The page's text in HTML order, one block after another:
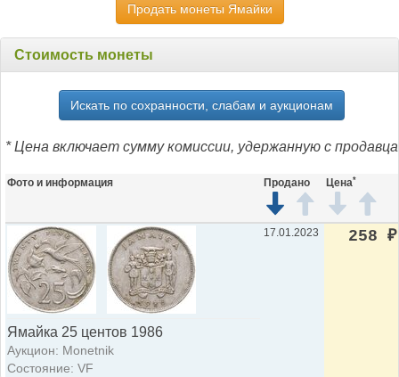
Продать монеты Ямайки
Стоимость монеты
Искать по сохранности, слабам и аукционам
* Цена включает сумму комиссии, удержанную с продавца
Фото и информация Продано Цена*
Ямайка 25 центов 1986
Аукцион: Monetnik
Состояние: VF
17.01.2023 258 ₽